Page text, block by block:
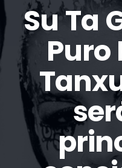
Su Ta
Puro